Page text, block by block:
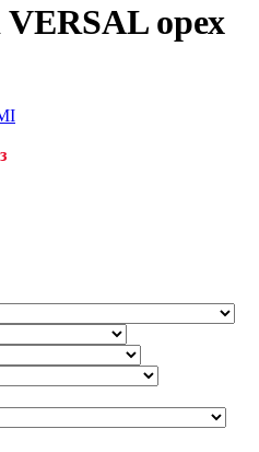
орех